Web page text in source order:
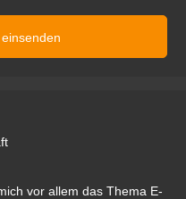
vor allem das Thema E-